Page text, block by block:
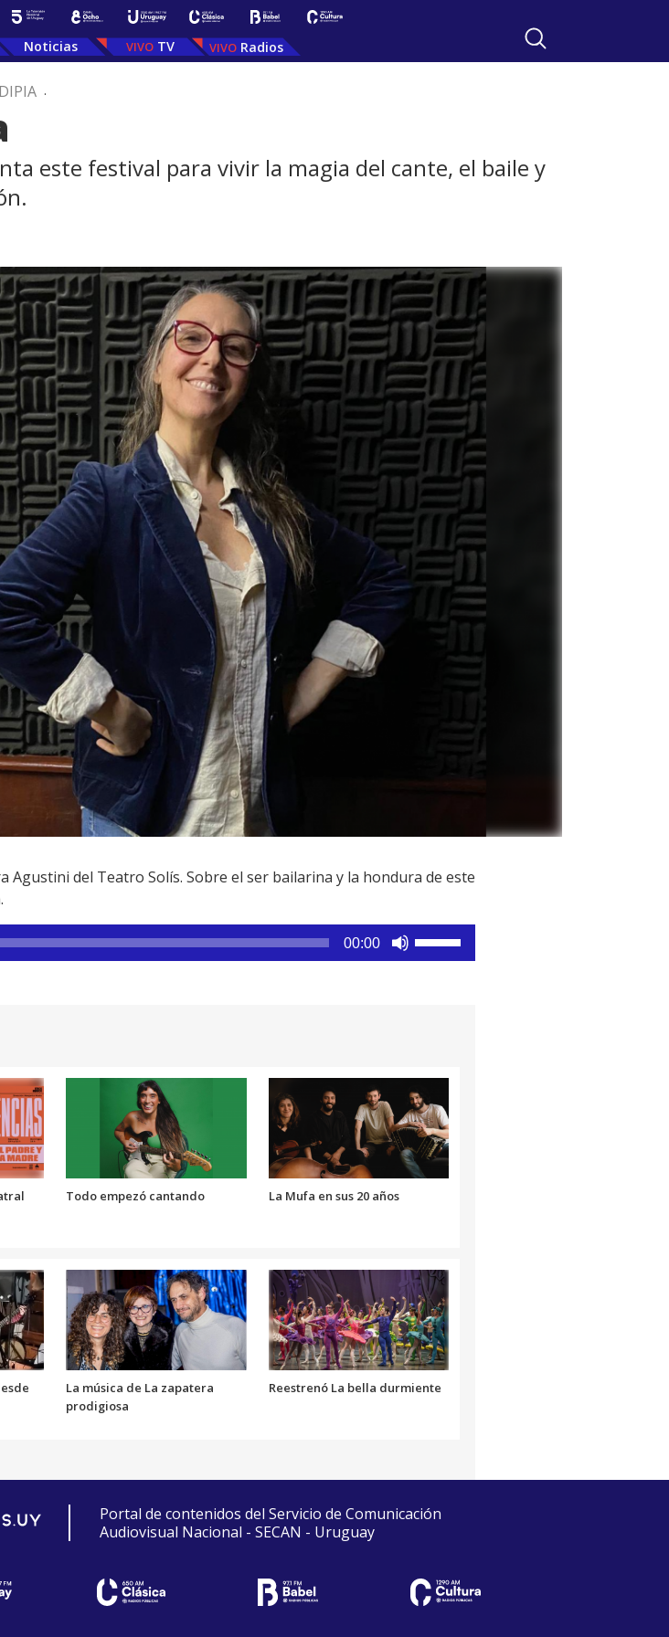
Noticias TV Radios
.
este festival para vivir la magia del cante, el baile y
Agustini del Teatro Solís. Sobre el ser bailarina y la hondura de este
00:00
aumentar
o
disminuir
el
volumen.
Todo empezó cantando La Mufa en sus 20 años
La música de La zapatera
prodigiosa
Reestrenó La bella durmiente
Portal de contenidos del Servicio de Comunicación
Audiovisual Nacional - SECAN - Uruguay